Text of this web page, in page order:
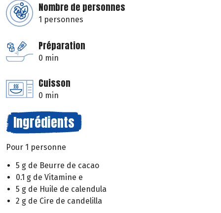
Nombre de personnes
1 personnes
Préparation
0 min
Cuisson
0 min
Ingrédients
Pour 1 personne
5 g de Beurre de cacao
0.1 g de Vitamine e
5 g de Huile de calendula
2 g de Cire de candelilla